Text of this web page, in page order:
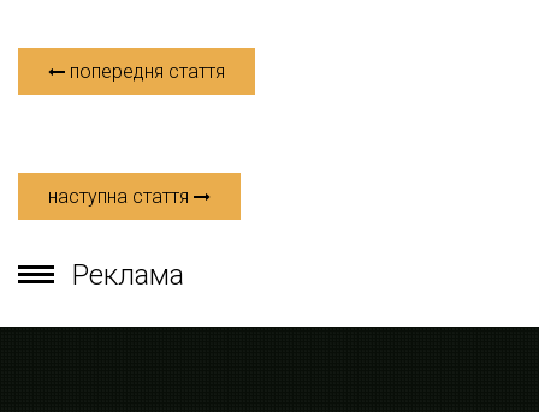
попередня стаття
наступна стаття
Реклама